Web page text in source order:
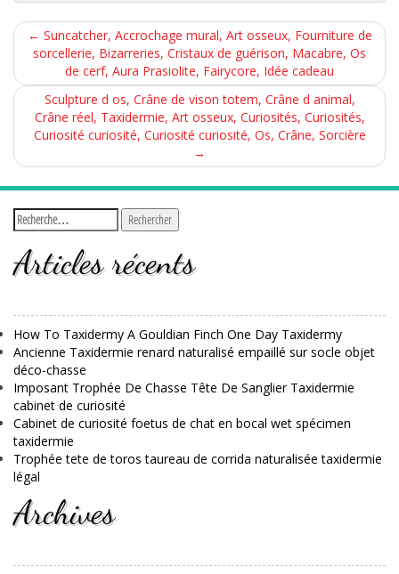
← Suncatcher, Accrochage mural, Art osseux, Fourniture de
sorcellerie, Bizarreries, Cristaux de guérison, Macabre, Os
de cerf, Aura Prasiolite, Fairycore, Idée cadeau
Sculpture d os, Crâne de vison totem, Crâne d animal,
Crâne réel, Taxidermie, Art osseux, Curiosités, Curiosités,
Curiosité curiosité, Curiosité curiosité, Os, Crâne, Sorcière
→
Articles récents
How To Taxidermy A Gouldian Finch One Day Taxidermy
Ancienne Taxidermie renard naturalisé empaillé sur socle objet
déco-chasse
Imposant Trophée De Chasse Tête De Sanglier Taxidermie
cabinet de curiosité
Cabinet de curiosité foetus de chat en bocal wet spécimen
taxidermie
Trophée tete de toros taureau de corrida naturalisée taxidermie
légal
Archives